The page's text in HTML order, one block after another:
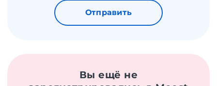
Отправить
Вы ещё не